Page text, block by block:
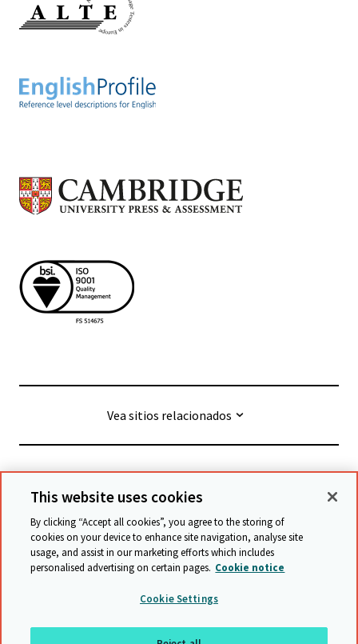
Vea sitios relacionados
© Cambridge University Press & Assessment
Términos y condiciones
Protección de datos
Declaración de accesibilidad
Declaración sobre la esclavitud moderna
Política de protección y salvaguarda
Mapa del sitio
This website uses cookies
By clicking “Accept all cookies”, you agree to the storing of
cookies on your device to enhance site navigation, analyse site
usage, and assist in our marketing efforts which includes
personalised advertising on certain pages. Cookie notice
Cookie Settings